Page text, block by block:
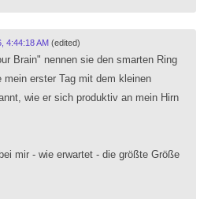
4:44:18 AM (edited)
Brain" nennen sie den smarten Ring
erster Tag mit dem kleinen
wie er sich produktiv an mein Hirn
mir - wie erwartet - die größte Größe